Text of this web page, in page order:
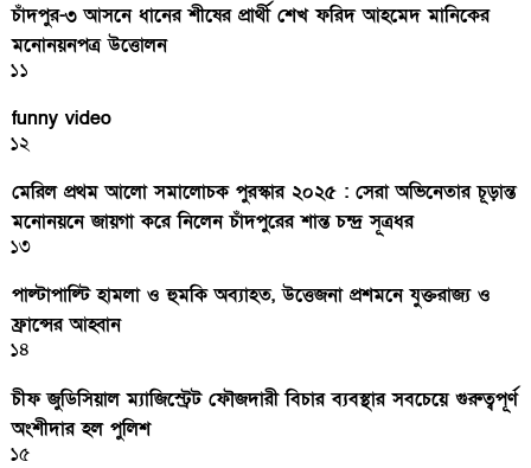
চাঁদপুর-৩ আসনে ধানের শীষের প্রার্থী শেখ ফরিদ আহমেদ মানিকের
মনোনয়নপত্র উত্তোলন
১১
funny video
১২
মেরিল প্রথম আলো সমালোচক পুরস্কার ২০২৫ : সেরা অভিনেতার চূড়ান্ত
মনোনয়নে জায়গা করে নিলেন চাঁদপুরের শান্ত চন্দ্র সূত্রধর
১৩
পাল্টাপাল্টি হামলা ও হুমকি অব্যাহত, উত্তেজনা প্রশমনে যুক্তরাজ্য ও
ফ্রান্সের আহ্বান
১৪
চীফ জুডিসিয়াল ম্যাজিস্ট্রেট ফৌজদারী বিচার ব্যবস্থার সবচেয়ে গুরুত্বপূর্ণ
অংশীদার হল পুলিশ
১৫